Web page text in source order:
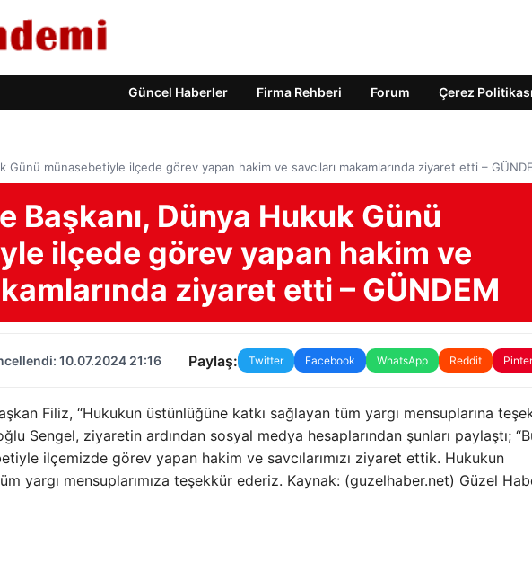
Güncel Haberler Firma Rehberi Forum Çerez Politikası
Günü münasebetiyle ilçede görev yapan hakim ve savcıları makamlarında ziyaret etti –
Başkanı, Dünya Hukuk Günü
ilçede görev yapan hakim ve
ziyaret etti – GÜNDEM
10.07.2024 21:16 Paylaş: Twitter Facebook WhatsApp Reddit
Filiz, “Hukukun üstünlüğüne katkı sağlayan tüm yargı mensuplarına
Sengel, ziyaretin ardından sosyal medya hesaplarından şunları paylaştı;
ilçemizde görev yapan hakim ve savcılarımızı ziyaret ettik. Hukukun
yargı mensuplarımıza teşekkür ederiz. Kaynak: (guzelhaber.net) Güzel